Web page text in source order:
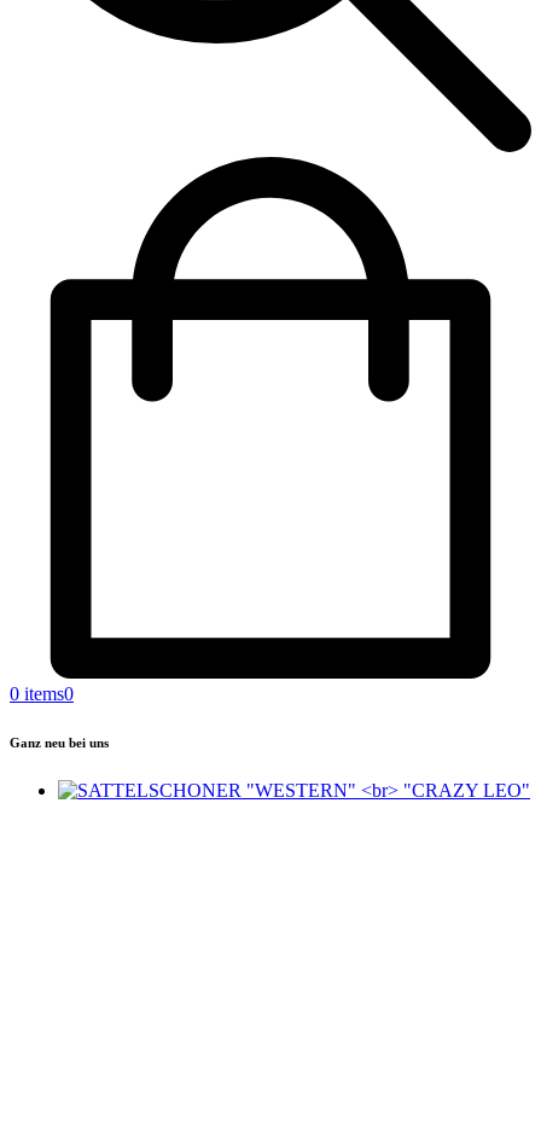
0 items0
Ganz neu bei uns